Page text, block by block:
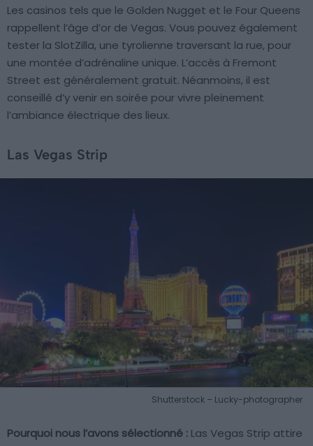
Les casinos tels que le Golden Nugget et le Four Queens
rappellent l’âge d’or de Vegas. Vous pouvez également
tester la SlotZilla, une tyrolienne traversant la rue, pour
une montée d’adrénaline unique. L’accès à Fremont
Street est généralement gratuit. Néanmoins, il est
conseillé d’y venir en soirée pour vivre pleinement
l’ambiance électrique des lieux.
Las Vegas Strip
Shutterstock – Lucky-photographer
Pourquoi nous l’avons sélectionné : Las Vegas Strip attire